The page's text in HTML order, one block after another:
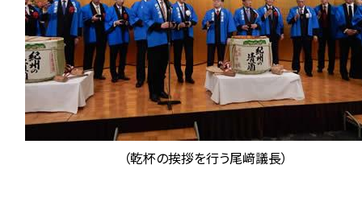
（乾杯の挨拶を行う尾﨑議長）